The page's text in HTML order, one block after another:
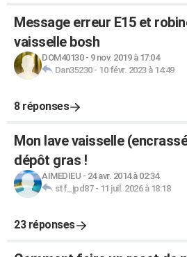
Message erreur E15 et
vaisselle bosh
DOM40130- 9 nov. 2019 à 17:04
Dan35230- 10 févr. 2023 à 14:49
8 réponses
Mon lave vaisselle
dépôt gras !
AIMEDIEU - 24 avr. 2014 à 02:34
stf_jpd87- 11 juil. 2026 à 18:18
23 réponses